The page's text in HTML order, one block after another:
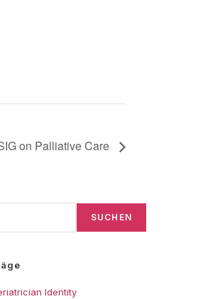
on Palliative Care
SUCHEN
Identity